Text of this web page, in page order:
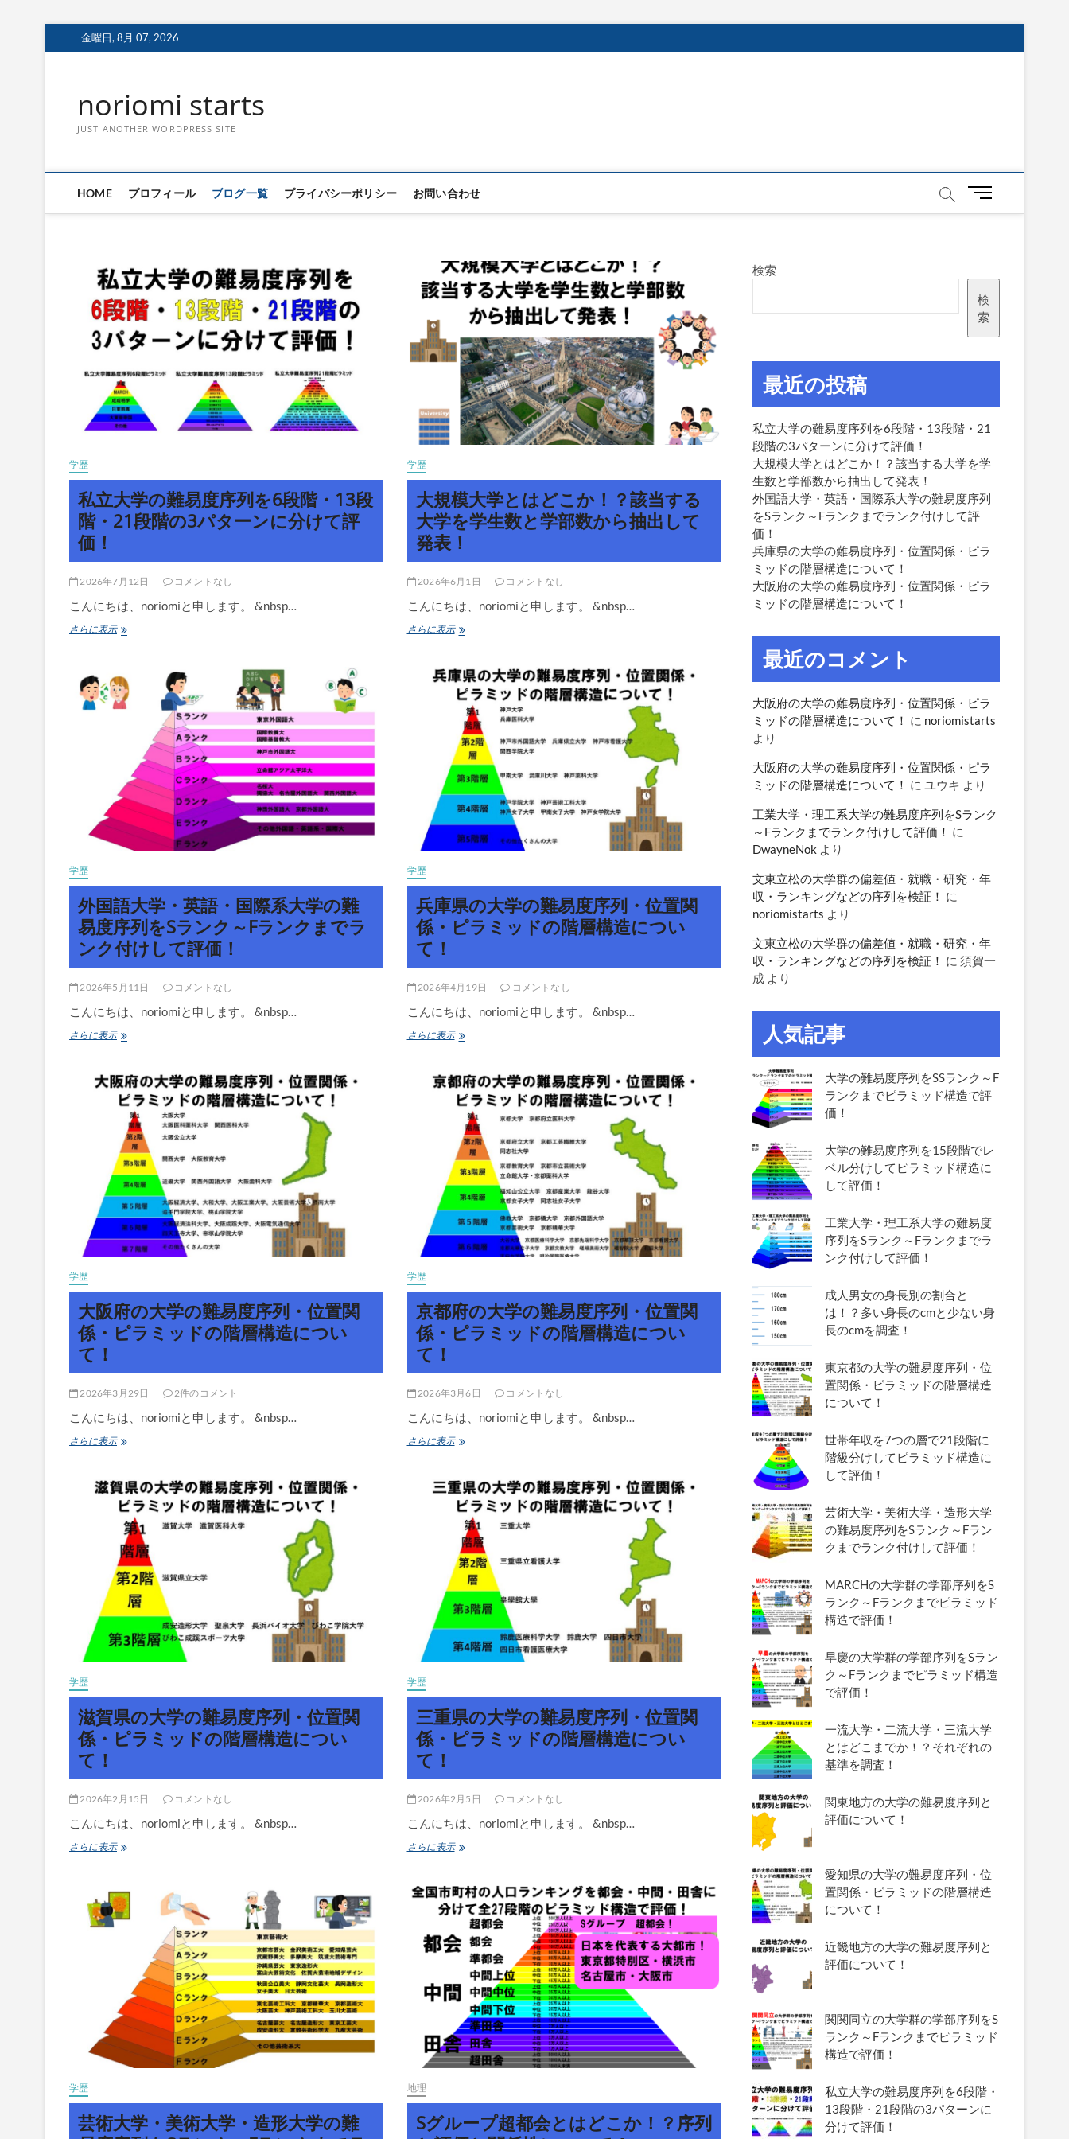
to
金曜日, 8月 07, 2026
noriomi starts
JUST ANOTHER WORDPRESS SITE
HOME プロフィール ブログ一覧 プライバシーポリシー お問い合わせ
メ
タ
ン
学歴
私立大学の難易度序列を6段階・13段
階・21段階の3パターンに分けて評
価！
2026年7月12日 コメントなし
こんにちは、noriomiと申します。 &nbsp…
さらに表示私
の
難
段
階・
13
段
段
階
の
3
パ
タ
ン
分
け
て
価！
学歴
大規模大学とはどこか！？該当する
大学を学生数と学部数から抽出して
発表！
2026年6月1日 コメントなし
こんにちは、noriomiと申します。 &nbsp…
さらに表示大
大
学
と
ど
こ
か！？
該
当
る
大
学
生
数
と
学
ら
出
し
て
表！
学歴
外国語大学・英語・国際系大学の難
易度序列をSランク～Fランクまでラ
ンク付けして評価！
2026年5月11日 コメントなし
こんにちは、noriomiと申します。 &nbsp…
さらに表示外
大
学・
英
語・
国
際
系
大
学
の
難
易
度
を
S
ラ
ン
ラ
ク
ま
で
ク
付
け
し
て
評
価！
学歴
兵庫県の大学の難易度序列・位置関
係・ピラミッドの階層構造につい
て！
2026年4月19日 コメントなし
こんにちは、noriomiと申します。 &nbsp…
さらに表示兵
の
大
学
難
易
度
序
列・
置
関
係・
ミ
ッ
ド
の
造
つ
い
て！
学歴
大阪府の大学の難易度序列・位置関
係・ピラミッドの階層構造につい
て！
2026年3月29日 2件のコメント
こんにちは、noriomiと申します。 &nbsp…
さらに表示大
の
大
学
の
難
易
度
序
列・
関
ミ
ッ
ド
の
造
つ
い
て！
学歴
京都府の大学の難易度序列・位置関
係・ピラミッドの階層構造につい
て！
2026年3月6日 コメントなし
こんにちは、noriomiと申します。 &nbsp…
さらに表示京
の
大
学
難
易
度
位
置
関
係・
ミ
ッ
ド
の
造
つ
い
て！
学歴
滋賀県の大学の難易度序列・位置関
係・ピラミッドの階層構造につい
て！
2026年2月15日 コメントなし
こんにちは、noriomiと申します。 &nbsp…
さらに表示滋
の
大
学
列・
位
係・
ミ
ッ
ド
学歴
三重県の大学の難易度序列・位置関
係・ピラミッドの階層構造につい
て！
2026年2月5日 コメントなし
こんにちは、noriomiと申します。 &nbsp…
さらに表示三
の
大
学
難
序
列・
置
関
係・
ミ
ッ
ド
学歴
芸術大学・美術大学・造形大学の難
地理
Sグループ超都会とはどこか！？序列
検索
検
索
最近の投稿
私立大学の難易度序列を6段階・13段階・21
段階の3パターンに分けて評価！
大規模大学とはどこか！？該当する大学を学
生数と学部数から抽出して発表！
外国語大学・英語・国際系大学の難易度序列
をSランク～Fランクまでランク付けして評
価！
兵庫県の大学の難易度序列・位置関係・ピラ
ミッドの階層構造について！
大阪府の大学の難易度序列・位置関係・ピラ
ミッドの階層構造について！
最近のコメント
大阪府の大学の難易度序列・位置関係・ピラ
ミッドの階層構造について！ に noriomistarts
より
大阪府の大学の難易度序列・位置関係・ピラ
ミッドの階層構造について！ に ユウキ より
工業大学・理工系大学の難易度序列をSランク
～Fランクまでランク付けして評価！ に
DwayneNok より
文東立松の大学群の偏差値・就職・研究・年
収・ランキングなどの序列を検証！ に
noriomistarts より
文東立松の大学群の偏差値・就職・研究・年
収・ランキングなどの序列を検証！ に 須賀一
成 より
人気記事
大学の難易度序列をSSランク～F
ランクまでピラミッド構造で評
価！
大学の難易度序列を15段階でレ
ベル分けしてピラミッド構造に
して評価！
工業大学・理工系大学の難易度
序列をSランク～Fランクまでラ
ンク付けして評価！
成人男女の身長別の割合と
は！？多い身長のcmと少ない身
長のcmを調査！
東京都の大学の難易度序列・位
置関係・ピラミッドの階層構造
について！
世帯年収を7つの層で21段階に
階級分けしてピラミッド構造に
して評価！
芸術大学・美術大学・造形大学
の難易度序列をSランク～Fラン
クまでランク付けして評価！
MARCHの大学群の学部序列をS
ランク～Fランクまでピラミッド
構造で評価！
早慶の大学群の学部序列をSラン
ク～Fランクまでピラミッド構造
で評価！
一流大学・二流大学・三流大学
とはどこまでか！？それぞれの
基準を調査！
関東地方の大学の難易度序列と
評価について！
愛知県の大学の難易度序列・位
置関係・ピラミッドの階層構造
について！
近畿地方の大学の難易度序列と
評価について！
関関同立の大学群の学部序列をS
ランク～Fランクまでピラミッド
構造で評価！
私立大学の難易度序列を6段階・
13段階・21段階の3パターンに
分けて評価！